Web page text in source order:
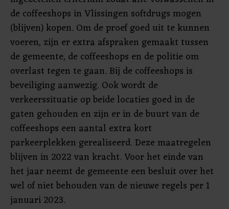
de coffeeshops in Vlissingen softdrugs mogen
(blijven) kopen. Om de proef goed uit te kunnen
voeren, zijn er extra afspraken gemaakt tussen
de gemeente, de coffeeshops en de politie om
overlast tegen te gaan. Bij de coffeeshops is
beveiliging aanwezig. Ook wordt de
verkeerssituatie op beide locaties goed in de
gaten gehouden en zijn er in de buurt van de
coffeeshops een aantal extra kort
parkeerplekken gerealiseerd. Deze maatregelen
blijven in 2022 van kracht. Voor het einde van
het jaar neemt de gemeente een besluit over het
wel of niet behouden van de nieuwe regels per 1
januari 2023.